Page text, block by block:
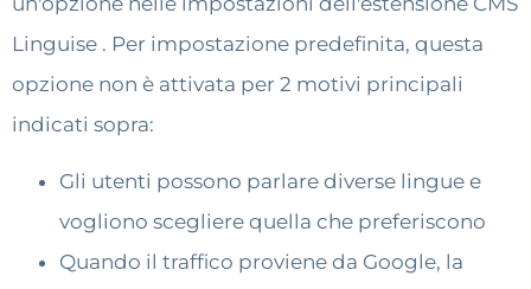
Linguise . Per impostazione predefinita, questa
opzione non è attivata per 2 motivi principali
indicati sopra:
Gli utenti possono parlare diverse lingue e
vogliono scegliere quella che preferiscono
Quando il traffico proviene da Google, la